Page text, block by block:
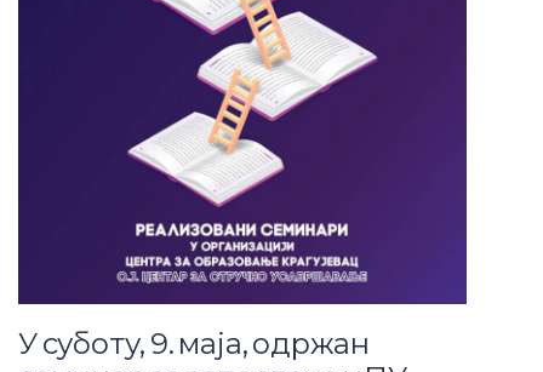
У суботу, 9. маја, одржан